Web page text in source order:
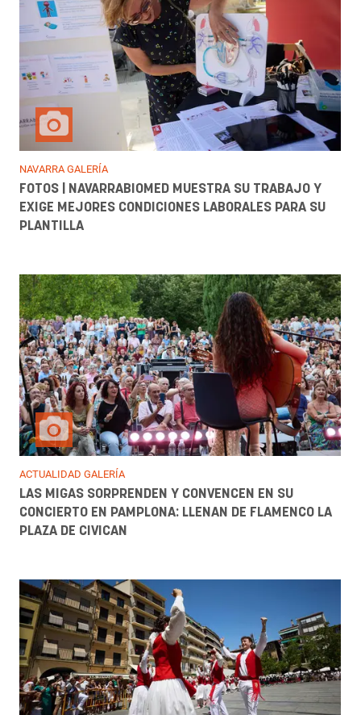
NAVARRA GALERÍA
FOTOS | NAVARRABIOMED MUESTRA SU TRABAJO Y
EXIGE MEJORES CONDICIONES LABORALES PARA SU
PLANTILLA
ACTUALIDAD GALERÍA
LAS MIGAS SORPRENDEN Y CONVENCEN EN SU
CONCIERTO EN PAMPLONA: LLENAN DE FLAMENCO LA
PLAZA DE CIVICAN